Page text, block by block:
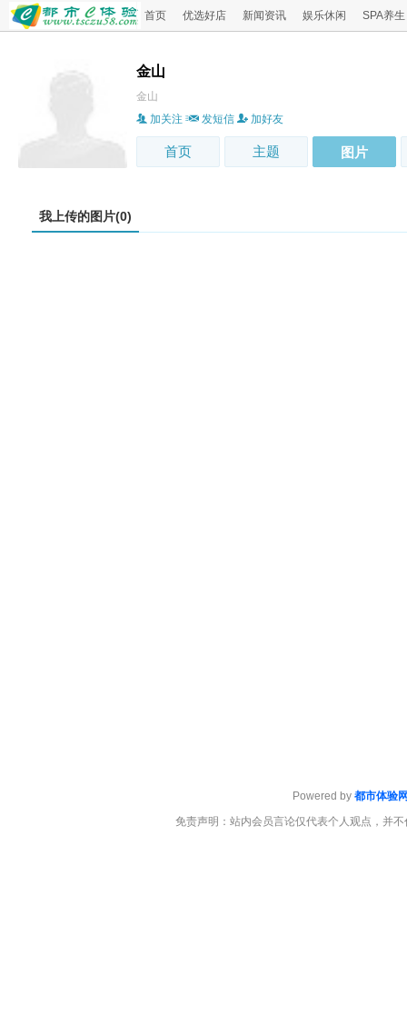
首页 优选好店 新闻资讯 娱乐休闲 SPA养生
金山
金山
加关注
发短信 加好友
首页 主题 图片
我上传的图片(0)
Powered by 都市体验
免责声明：站内会员言论仅代表个人观点，并